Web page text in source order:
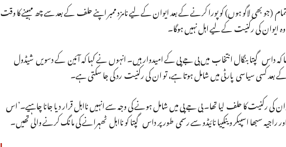
گیا ہے کہ آرٹیکل 99 یا 188 کے اہتمام (جو بھی لاگو ہوں) کو پورا کرنے کے بعد ایوان کے لیے نامزد ممبر اپنے حلف کے بعد سے چھ مہینے کا وقت
ایوان کی رکنیت کے لیے اہل نہیں ہوگا۔
کہ داس گپتا بنگال انتخاب میں بی جے پی کے امیدوار ہیں۔ انہوں نے کہا کہ آئین کے دسویں شیڈول
کے بعد کسی سیاسی پارٹی میں شامل ہوتا ہے، تو ان کی رکنیت رد کی جا سکتی ہے۔
مطابق، ‘داس گپتا نے اپریل 2016 کو ایوان کی رکنیت کا حلف لیا تھا۔ بی جے پی میں شامل ہونے کی وجہ سے انہیں نااہل قرار دیا جانا چاہیے۔’اس
سبھا اسپیکر وینکییا نائیڈو سے رسمی طور پر داس گپتا کو نااہل ٹھہرانے کی مانگ کرنے والی تھیں۔